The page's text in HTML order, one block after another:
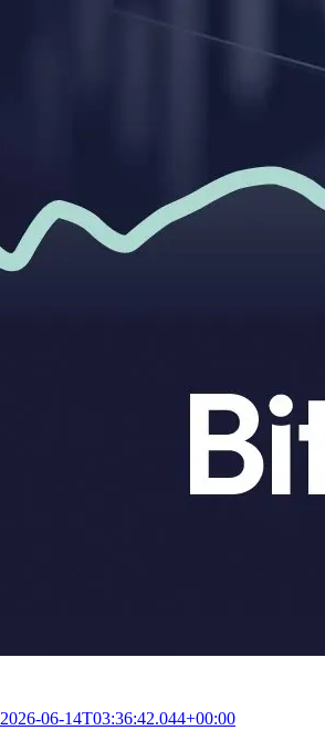
2026-06-14T03:36:42.044+00:00